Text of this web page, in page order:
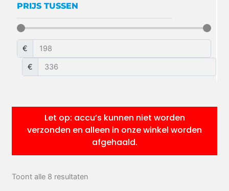
PRIJS TUSSEN
€
€
Let op: accu’s kunnen niet worden
verzonden en alleen in onze winkel worden
afgehaald.
Toont alle 8 resultaten